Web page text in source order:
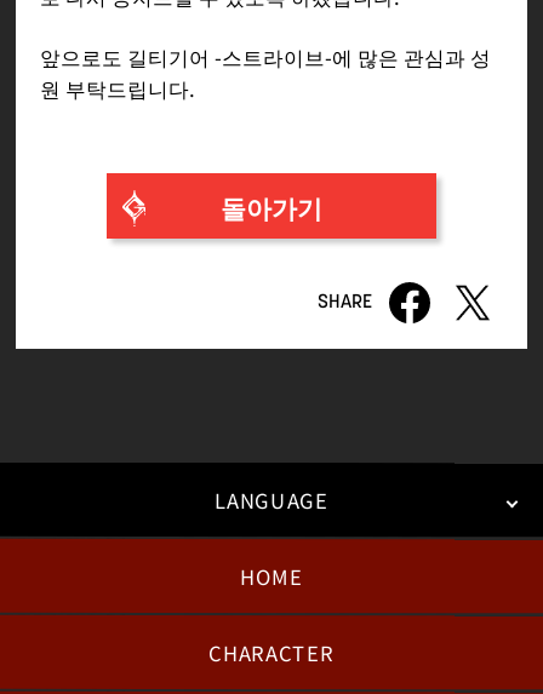
앞으로도 길티기어 -스트라이브-에 많은 관심과 성
원 부탁드립니다.
돌아가기
LANGUAGE
English
HOME
CHARACTER